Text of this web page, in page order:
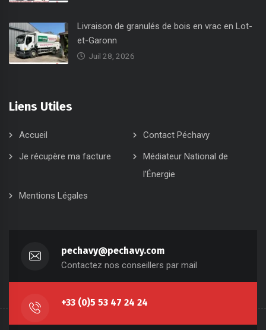
Livraison de granulés de bois en vrac en Lot-
et-Garonn
Juil 28, 2026
Liens Utiles
Accueil
Contact Péchavy
Je récupère ma facture
Médiateur National de
l’Énergie
Mentions Légales
pechavy@pechavy.com
Contactez nos conseillers par mail
+33 (0)5 53 47 24 24